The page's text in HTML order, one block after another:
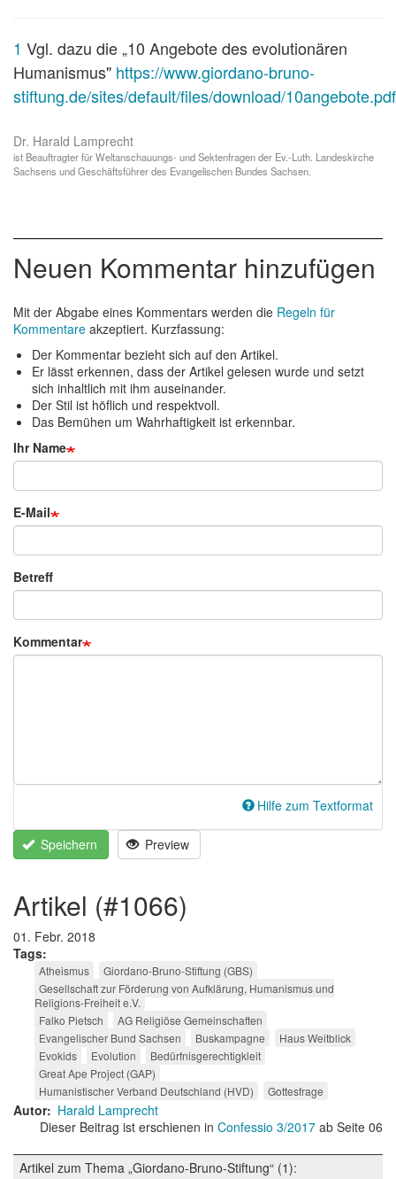
1 Vgl. dazu die „10 Angebote des evolutionären
Humanismus" https://www.giordano-bruno-
stiftung.de/sites/default/files/download/10angebote.pdf
Dr. Harald Lamprecht
ist Beauftragter für Weltanschauungs- und Sektenfragen der Ev.-Luth. Landeskirche
Sachsens und Geschäftsführer des Evangelischen Bundes Sachsen.
Neuen Kommentar hinzufügen
Mit der Abgabe eines Kommentars werden die Regeln für
Kommentare akzeptiert. Kurzfassung:
Der Kommentar bezieht sich auf den Artikel.
Er lässt erkennen, dass der Artikel gelesen wurde und setzt
sich inhaltlich mit ihm auseinander.
Der Stil ist höflich und respektvoll.
Das Bemühen um Wahrhaftigkeit ist erkennbar.
Ihr Name
E-Mail
Betreff
Kommentar
Hilfe zum Textformat
Speichern Preview
artikel (#1066)
01. Febr. 2018
Tags
Atheismus
Giordano-Bruno-Stiftung (GBS)
Gesellschaft zur Förderung von Aufklärung, Humanismus und
Religions-Freiheit e.V.
Falko Pietsch
AG Religiöse Gemeinschaften
Evangelischer Bund Sachsen
Buskampagne
Haus Weitblick
Evokids
Evolution
Bedürfnisgerechtigkleit
Great Ape Project (GAP)
Humanistischer Verband Deutschland (HVD)
Gottesfrage
Autor
Harald Lamprecht
Dieser Beitrag ist erschienen in Confessio 3/2017 ab Seite 06
Artikel zum Thema „Giordano-Bruno-Stiftung“ (1):